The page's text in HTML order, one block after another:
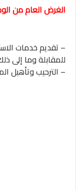
الغرض العام من
– تقديم خدمات
للمقابلة وما إلى
– الترحيب وتأهيل